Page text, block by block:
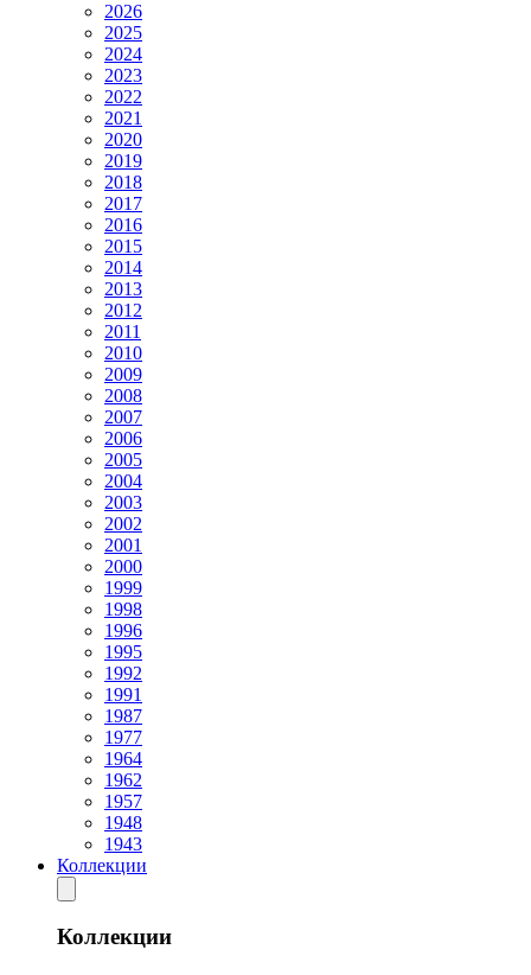
2026
2025
2024
2023
2022
2021
2020
2019
2018
2017
2016
2015
2014
2013
2012
2011
2010
2009
2008
2007
2006
2005
2004
2003
2002
2001
2000
1999
1998
1996
1995
1992
1991
1987
1977
1964
1962
1957
1948
1943
Коллекции
Коллекции